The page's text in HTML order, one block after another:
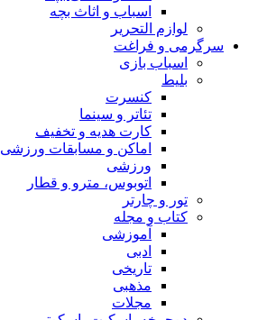
اسباب و اثاث بچه
لوازم التحریر
سرگرمی و فراغت
اسباب‌ بازی
بلیط
کنسرت
تئاتر و سینما
کارت هدیه و تخفیف
اماکن و مسابقات ورزشی
ورزشی
اتوبوس، مترو و قطار
تور و چارتر
کتاب و مجله
آموزشی
ادبی
تاریخی
مذهبی
مجلات